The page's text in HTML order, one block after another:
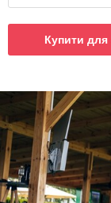
Купити для